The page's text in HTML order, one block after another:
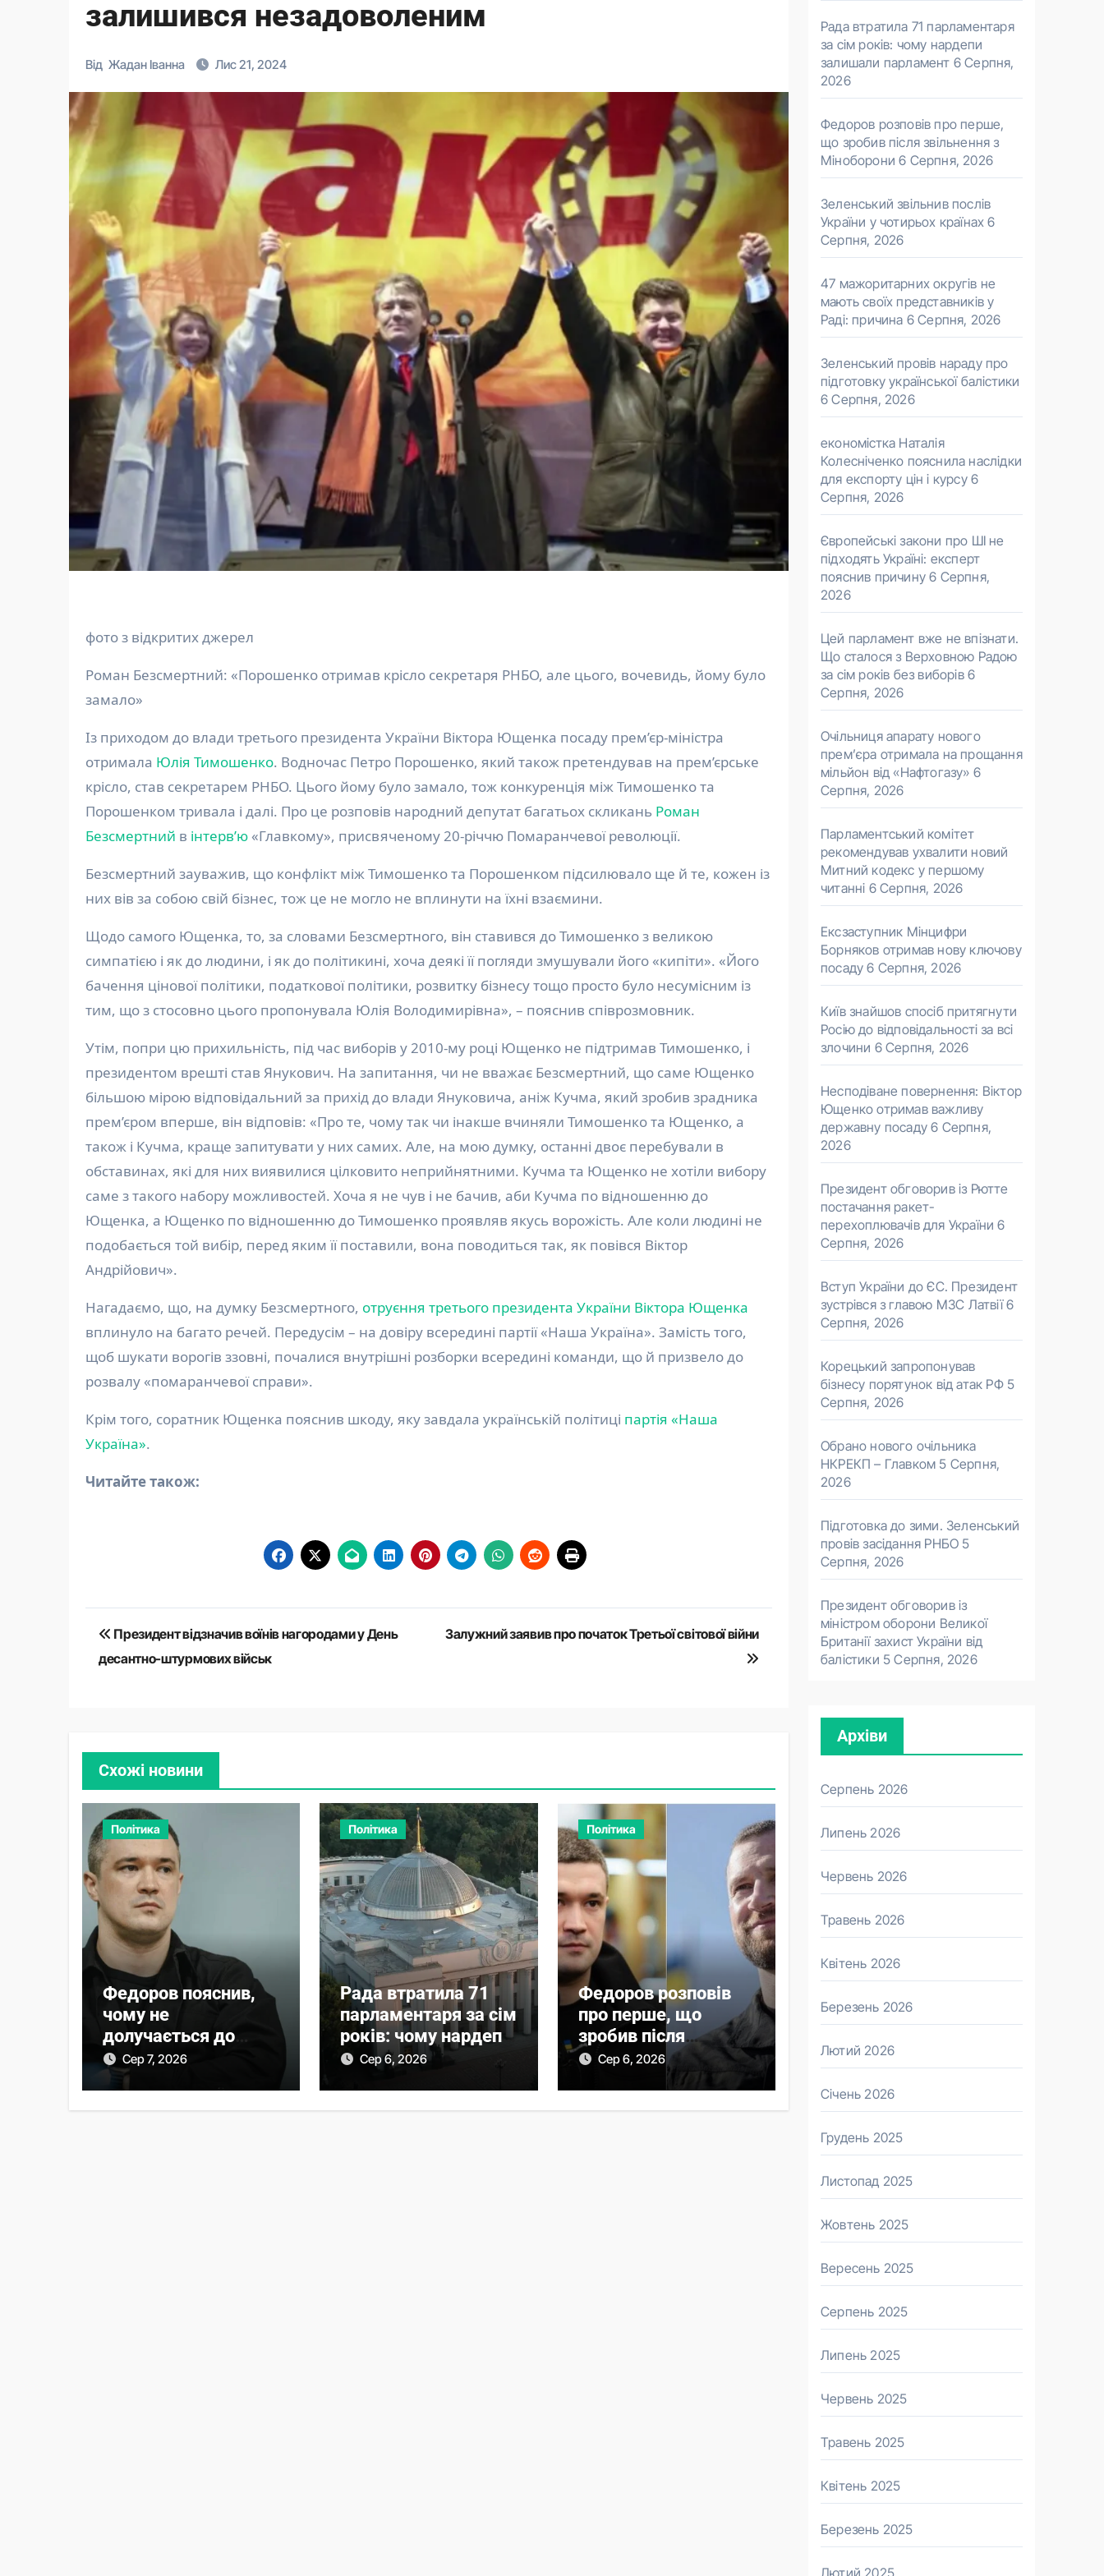
залишився незадоволеним
Від Жадан Іванна Лис 21, 2024
фото з відкритих джерел
Роман Безсмертний: «Порошенко отримав крісло секретаря РНБО, але цього, вочевидь, йому було
замало»
Із приходом до влади третього президента України Віктора Ющенка посаду прем’єр-міністра
отримала Юлія Тимошенко. Водночас Петро Порошенко, який також претендував на прем’єрське
крісло, став секретарем РНБО. Цього йому було замало, тож конкуренція між Тимошенко та
Порошенком тривала і далі. Про це розповів народний депутат багатьох скликань Роман
Безсмертний в інтерв’ю«Главкому», присвяченому 20-річчю Помаранчевої революції.
Безсмертний зауважив, що конфлікт між Тимошенко та Порошенком підсилювало ще й те, кожен із
них вів за собою свій бізнес, тож це не могло не вплинути на їхні взаємини.
Щодо самого Ющенка, то, за словами Безсмертного, він ставився до Тимошенко з великою
симпатією і як до людини, і як до політикині, хоча деякі її погляди змушували його «кипіти». «Його
бачення цінової політики, податкової політики, розвитку бізнесу тощо просто було несумісним із
тим, що з стосовно цього пропонувала Юлія Володимирівна», – пояснив співрозмовник.
Утім, попри цю прихильність, під час виборів у 2010-му році Ющенко не підтримав Тимошенко, і
президентом врешті став Янукович. На запитання, чи не вважає Безсмертний, що саме Ющенко
більшою мірою відповідальний за прихід до влади Януковича, аніж Кучма, який зробив зрадника
прем’єром вперше, він відповів: «Про те, чому так чи інакше вчиняли Тимошенко та Ющенко, а
також і Кучма, краще запитувати у них самих. Але, на мою думку, останні двоє перебували в
обставинах, які для них виявилися цілковито неприйнятними. Кучма та Ющенко не хотіли вибору
саме з такого набору можливостей. Хоча я не чув і не бачив, аби Кучма по відношенню до
Ющенка, а Ющенко по відношенню до Тимошенко проявляв якусь ворожість. Але коли людині не
подобається той вибір, перед яким її поставили, вона поводиться так, як повівся Віктор
Андрійович».
Нагадаємо, що, на думку Безсмертного, отруєння третього президента України Віктора Ющенка
вплинуло на багато речей. Передусім – на довіру всередині партії «Наша Україна». Замість того,
щоб шукати ворогів ззовні, почалися внутрішні розборки всередині команди, що й призвело до
розвалу «помаранчевої справи».
Крім того, соратник Ющенка пояснив шкоду, яку завдала українській політиці партія «Наша
Україна».
Читайте також:
Навігація
записів
Президент відзначив воїнів нагородами у День
десантно-штурмових військ
Залужний заявив про початок Третьої світової війни
Схожі новини
Політика
Федоров пояснив,
чому не
долучається до
протестів
Сер 7, 2026
Політика
Рада втратила 71
парламентаря за сім
років: чому нардепи
залишали
Сер 6, 2026
Політика
Федоров розповів
про перше, що
зробив після
звільнення з
Міноборони
Сер 6, 2026
Рада втратила 71 парламентаря
за сім років: чому нардепи
залишали парламент 6 Серпня,
2026
Федоров розповів про перше,
що зробив після звільнення з
Міноборони 6 Серпня, 2026
Зеленський звільнив послів
України у чотирьох країнах 6
Серпня, 2026
47 мажоритарних округів не
мають своїх представників у
Раді: причина 6 Серпня, 2026
Зеленський провів нараду про
підготовку української балістики
6 Серпня, 2026
економістка Наталія
Колесніченко пояснила наслідки
для експорту цін і курсу 6
Серпня, 2026
Європейські закони про ШІ не
підходять Україні: експерт
пояснив причину 6 Серпня,
2026
Цей парламент вже не впізнати.
Що сталося з Верховною Радою
за сім років без виборів 6
Серпня, 2026
Очільниця апарату нового
прем’єра отримала на прощання
мільйон від «Нафтогазу» 6
Серпня, 2026
Парламентський комітет
рекомендував ухвалити новий
Митний кодекс у першому
читанні 6 Серпня, 2026
Ексзаступник Мінцифри
Борняков отримав нову ключову
посаду 6 Серпня, 2026
Київ знайшов спосіб притягнути
Росію до відповідальності за всі
злочини 6 Серпня, 2026
Несподіване повернення: Віктор
Ющенко отримав важливу
державну посаду 6 Серпня,
2026
Президент обговорив із Рютте
постачання ракет-
перехоплювачів для України 6
Серпня, 2026
Вступ України до ЄС. Президент
зустрівся з главою МЗС Латвії 6
Серпня, 2026
Корецький запропонував
бізнесу порятунок від атак РФ 5
Серпня, 2026
Обрано нового очільника
НКРЕКП – Главком 5 Серпня,
2026
Підготовка до зими. Зеленський
провів засідання РНБО 5
Серпня, 2026
Президент обговорив із
міністром оборони Великої
Британії захист України від
балістики 5 Серпня, 2026
Архіви
Серпень 2026
Липень 2026
Червень 2026
Травень 2026
Квітень 2026
Березень 2026
Лютий 2026
Січень 2026
Грудень 2025
Листопад 2025
Жовтень 2025
Вересень 2025
Серпень 2025
Липень 2025
Червень 2025
Травень 2025
Квітень 2025
Березень 2025
Лютий 2025